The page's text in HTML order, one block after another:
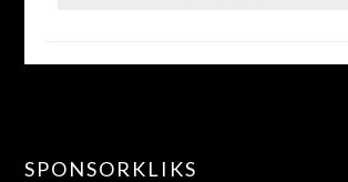
SPONSORKLIKS